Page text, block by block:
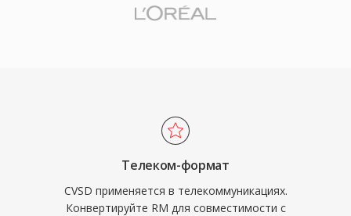
Телеком-формат
CVSD применяется в телекоммуникациях.
Конвертируйте RM для совместимости с